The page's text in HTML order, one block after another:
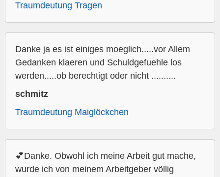
Traumdeutung Tragen
Danke ja es ist einiges moeglich.....vor Allem
Gedanken klaeren und Schuldgefuehle los
werden.....ob berechtigt oder nicht ..........
schmitz
Traumdeutung Maiglöckchen
💕Danke. Obwohl ich meine Arbeit gut mache,
wurde ich von meinem Arbeitgeber völlig